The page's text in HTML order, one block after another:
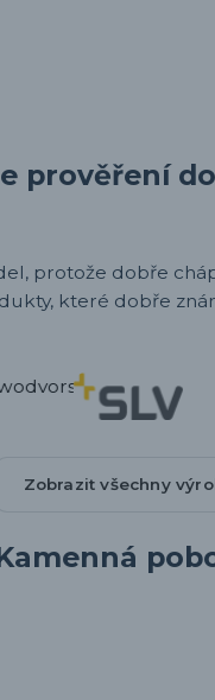
prověření
protože dobře
které dobře
Zobrazit všechny